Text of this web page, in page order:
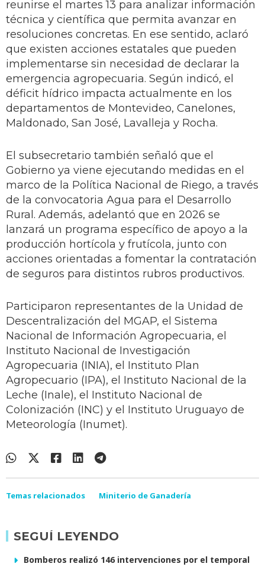
reunirse el martes 13 para analizar información
técnica y científica que permita avanzar en
resoluciones concretas. En ese sentido, aclaró
que existen acciones estatales que pueden
implementarse sin necesidad de declarar la
emergencia agropecuaria. Según indicó, el
déficit hídrico impacta actualmente en los
departamentos de Montevideo, Canelones,
Maldonado, San José, Lavalleja y Rocha.
El subsecretario también señaló que el
Gobierno ya viene ejecutando medidas en el
marco de la Política Nacional de Riego, a través
de la convocatoria Agua para el Desarrollo
Rural. Además, adelantó que en 2026 se
lanzará un programa específico de apoyo a la
producción hortícola y frutícola, junto con
acciones orientadas a fomentar la contratación
de seguros para distintos rubros productivos.
Participaron representantes de la Unidad de
Descentralización del MGAP, el Sistema
Nacional de Información Agropecuaria, el
Instituto Nacional de Investigación
Agropecuaria (INIA), el Instituto Plan
Agropecuario (IPA), el Instituto Nacional de la
Leche (Inale), el Instituto Nacional de
Colonización (INC) y el Instituto Uruguayo de
Meteorología (Inumet).
Temas relacionados Miniterio de Ganadería
SEGUÍ LEYENDO
Bomberos realizó 146 intervenciones por el temporal